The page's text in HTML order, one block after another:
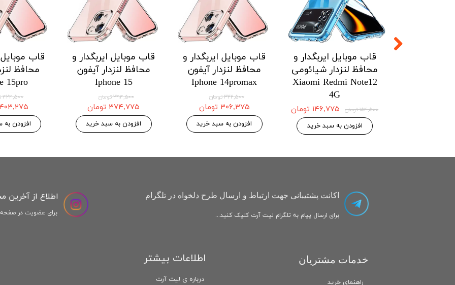
قاب موبایل ایربگدار و
محافظ لنزدار شیائومی
Xiaomi Poco m4pro
۱۵۴,۵۰۰ تومان
افزودن به سبد خرید
قاب موبایل ایربگدار و
محافظ لنزدار هواوی
Huawei Honor X9a
۱۲۷,۵۰۰ تومان
افزودن به سبد خرید
قاب موبایل ایربگدار و
محافظ لنزدار هواوی
Huawei Honor X8a
۱۲۷,۵۰۰ تومان
افزودن به سبد خرید
قاب موبایل ایربگدار و
محافظ لنزدار هواوی
Huawei Honor X7a
راهنمای خرید
خدمات مشتریان
اکانت پشتیبانی جهت ارتباط و ارسال طرح دلخواه در تلگرام
برای ارسال پیام به تلگرام لیت آرت کلیک کنید...
اطلاعات بیشتر
درباره ی لیت آرت
اطلاع از
برای عضویت در صفحه